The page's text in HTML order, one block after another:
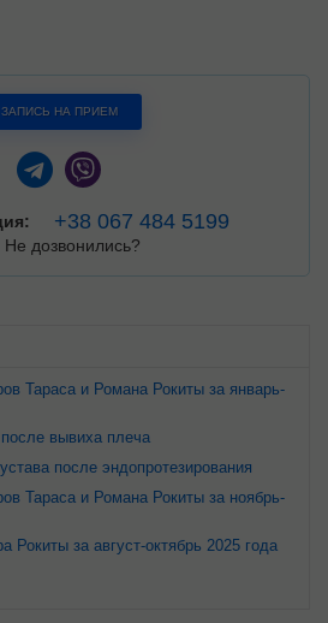
Тараса и Романа Рокиты за январь-
вывиха плеча
после эндопротезирования
Тараса и Романа Рокиты за ноябрь-
Рокиты за август-октябрь 2025 года
ЗАПИСЬ НА ПРИЕМ
+38 067 484 5199
Не дозвонились?